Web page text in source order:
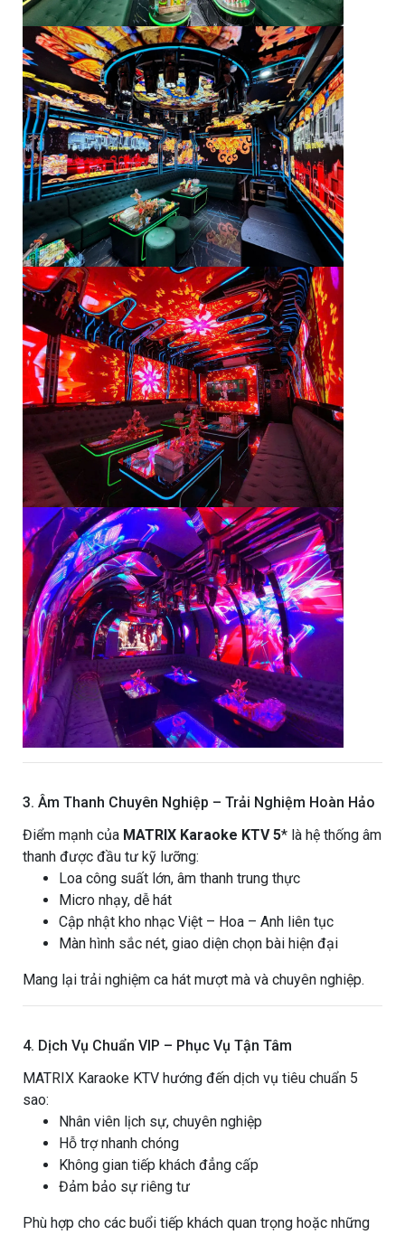
3. Âm Thanh Chuyên Nghiệp – Trải Nghiệm Hoàn Hảo
Điểm mạnh của MATRIX Karaoke KTV 5* là hệ thống âm
thanh được đầu tư kỹ lưỡng:
Loa công suất lớn, âm thanh trung thực
Micro nhạy, dễ hát
Cập nhật kho nhạc Việt – Hoa – Anh liên tục
Màn hình sắc nét, giao diện chọn bài hiện đại
Mang lại trải nghiệm ca hát mượt mà và chuyên nghiệp.
4. Dịch Vụ Chuẩn VIP – Phục Vụ Tận Tâm
MATRIX Karaoke KTV hướng đến dịch vụ tiêu chuẩn 5
sao:
Nhân viên lịch sự, chuyên nghiệp
Hỗ trợ nhanh chóng
Không gian tiếp khách đẳng cấp
Đảm bảo sự riêng tư
Phù hợp cho các buổi tiếp khách quan trọng hoặc những